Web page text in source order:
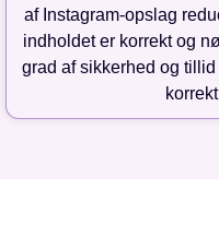
af Instagram-opslag
indholdet er korrekt og
grad af sikkerhed og